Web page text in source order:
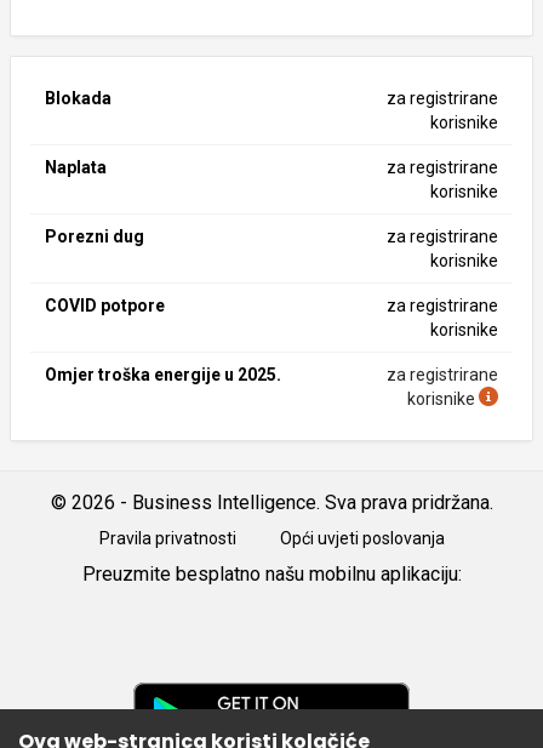
Blokada
za registrirane
korisnike
Naplata
za registrirane
korisnike
Porezni dug
za registrirane
korisnike
COVID potpore
za registrirane
korisnike
Omjer troška energije u 2025.
za registrirane
korisnike
© 2026 - Business Intelligence. Sva prava pridržana.
Pravila privatnosti Opći uvjeti poslovanja
Preuzmite besplatno našu mobilnu aplikaciju:
Ova web-stranica koristi kolačiće